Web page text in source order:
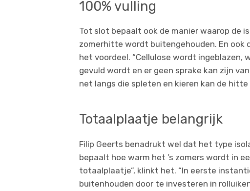
100% vulling
Tot slot bepaalt ook de manier waarop de
zomerhitte wordt buitengehouden. En ook
het voordeel. “Cellulose wordt
gevuld wordt en er geen sprake kan zijn
net langs die spleten en kieren kan de hitte
Totaalplaatje belangrijk
Filip Geerts benadrukt wel dat het type
bepaalt hoe warm het ’s zomers wordt in
totaalplaatje”, klinkt het. “In eerste
buitenhouden door te investeren in